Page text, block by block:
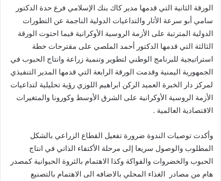
الورقة الثانية التي قدمها مدير كاك بنك الإسلامي فرع حدة الدكتور
سامي أبو سرعة الأثار والتداعيات الدولية الناجمة عن التطورات
الدولية المترتبة على الأزمة الروسية الأوكرانية فيما احتوت الورقة
الثالثة التي قدمها الدكتور أحمد الملصي على مقترحات خطة
استراتيجية للبرنامج الوطني لتطوير وتنمية زراعة وانتاج الحبوب في
الجمهورية اليمنية وقدمت الورقة الرابعة التي قدمها المدير التنفيذي
لمركز دار الخبرة العميد الركن ابراهيم اللوزي رؤية تحليلية لتداعيات
الأزمة الروسية الأوكرانية على الشرق الأوسط وكورونا والمتغيرات
الاقتصادية العالمية .
وأكدت توصيات الندوة ضرورة تفعيل القطاع الزراعي بالشكل
المطلوب والوصول سريعا إلى مرحلة الأكتفاء الذاتي في انتاج
الحبوب والخضروات والفواكة وكذا الاهتمام بالثروة الحيوانية كمصدر
هام من مصادر الغذاء المحلي بالاضافه الى الاهتمام بالتصنيع